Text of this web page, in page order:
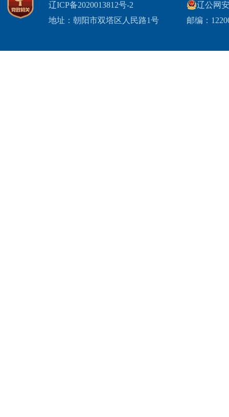
辽ICP备2020013812号-2
地址：朝阳市双塔区人民路1号
辽公网
邮编：